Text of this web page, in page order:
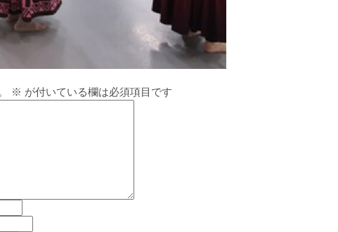
※ が付いている欄は必須項目です